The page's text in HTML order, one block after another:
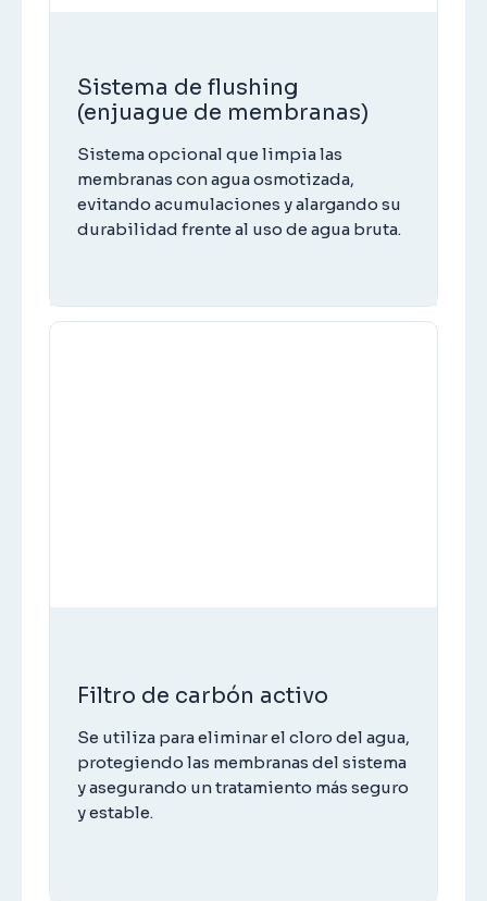
Sistema de flushing
(enjuague de membranas)
Sistema opcional que limpia las
membranas con agua osmotizada,
evitando acumulaciones y alargando su
durabilidad frente al uso de agua bruta.
Filtro de carbón activo
Se utiliza para eliminar el cloro del agua,
protegiendo las membranas del sistema
y asegurando un tratamiento más seguro
y estable.